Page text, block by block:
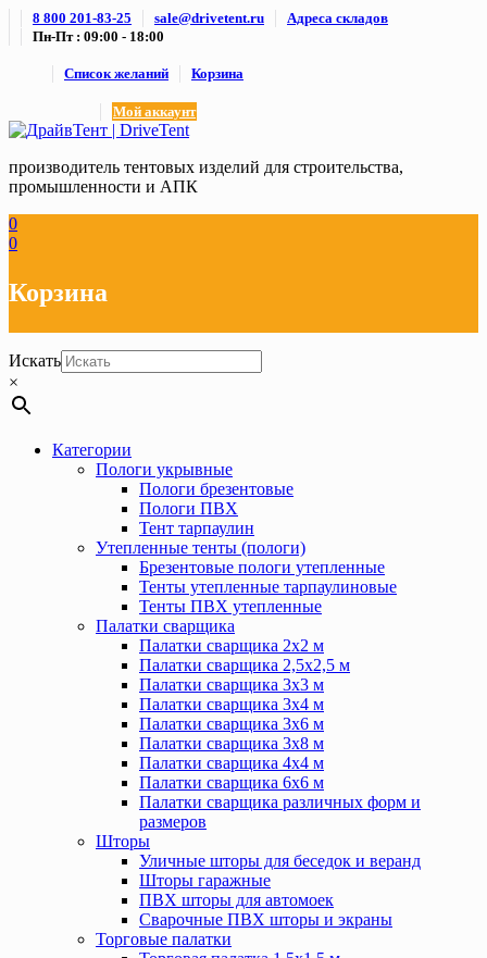
Skip8 800 201-83-25 sale@drivetent.ru
Адреса складов
Пн-Пт : 09:00 - 18:00
Список желаний Корзина
Мой аккаунт
производитель тентовых изделий для строительства,
промышленности и АПК
0
0
Корзина
Искать
×
Категории
Пологи укрывные
Пологи брезентовые
Пологи ПВХ
Тент тарпаулин
Утепленные тенты (пологи)
Брезентовые пологи утепленные
Тенты утепленные тарпаулиновые
Тенты ПВХ утепленные
Палатки сварщика
Палатки сварщика 2х2 м
Палатки сварщика 2,5х2,5 м
Палатки сварщика 3х3 м
Палатки сварщика 3х4 м
Палатки сварщика 3х6 м
Палатки сварщика 3х8 м
Палатки сварщика 4х4 м
Палатки сварщика 6х6 м
Палатки сварщика различных форм и
размеров
Шторы
Уличные шторы для беседок и веранд
Шторы гаражные
ПВХ шторы для автомоек
Сварочные ПВХ шторы и экраны
Торговые палатки